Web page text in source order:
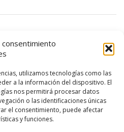
utilizamos tecnologías como las
a la información del dispositivo. El
nos permitirá procesar datos
o las identificaciones únicas
el consentimiento, puede afectar
y funciones.